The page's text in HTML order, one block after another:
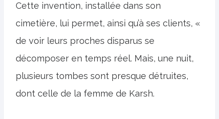
Cette invention, installée dans son
cimetière, lui permet, ainsi qu’à ses clients, «
de voir leurs proches disparus se
décomposer en temps réel. Mais, une nuit,
plusieurs tombes sont presque détruites,
dont celle de la femme de Karsh.